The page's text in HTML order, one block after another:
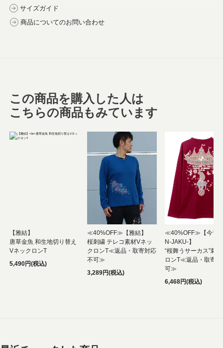
サイズガイド
商品についてのお問い合わせ
この商品を購入した人は
こちらの商品もみています
【雅結】
唐草金魚 和生地切り替え
VネックロンT
5,490円(税込)
≪40%OFF≫【雅結】
桜刺繍 テレコ素材Vネッ
クロンT≪返品・取寄対応
不可≫
3,289円(税込)
≪40%OFF≫【今昔 -
N-JAKU-】
“桜舞うサーカス”刺
ロンT≪返品・取寄対
可≫
6,468円(税込)